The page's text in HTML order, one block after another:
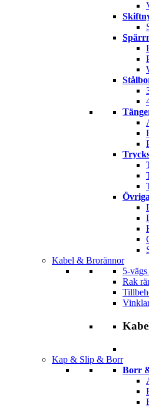
Kabel & Brorännor
5-
Rak
Kap & Slip & Borr
Borr